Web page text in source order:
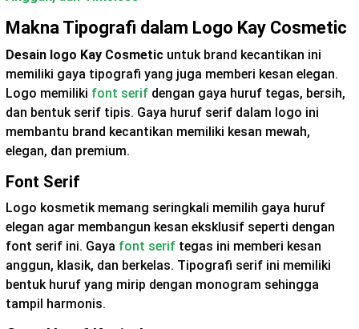
Makna Tipografi dalam Logo Kay Cosmetic
Desain logo Kay Cosmetic untuk brand kecantikan ini
memiliki gaya tipografi yang juga memberi kesan elegan.
Logo memiliki font serif dengan gaya huruf tegas, bersih,
dan bentuk serif tipis. Gaya huruf serif dalam logo ini
membantu brand kecantikan memiliki kesan mewah,
elegan, dan premium.
Font Serif
Logo kosmetik memang seringkali memilih gaya huruf
elegan agar membangun kesan eksklusif seperti dengan
font serif ini. Gaya font serif tegas ini memberi kesan
anggun, klasik, dan berkelas. Tipografi serif ini memiliki
bentuk huruf yang mirip dengan monogram sehingga
tampil harmonis.